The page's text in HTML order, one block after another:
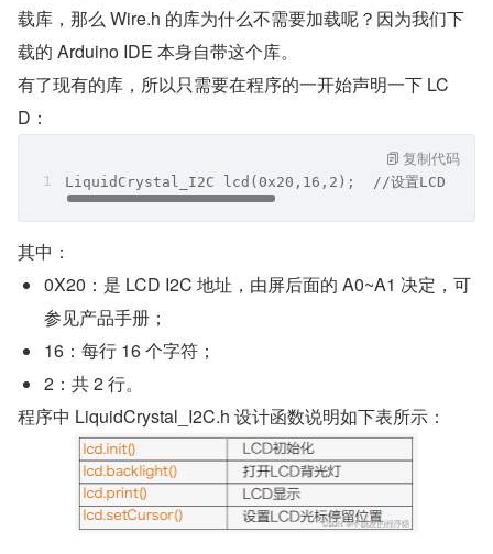
载库，那么 Wire.h 的库为什么不需要加载呢？因为我们下
载的 Arduino IDE 本身自带这个库。
有了现有的库，所以只需要在程序的一开始声明一下 LC
D：
LiquidCrystal_I2C lcd(0x20,16,2);  //设置LCD的地址为
复制代码
其中：
0X20：是 LCD I2C 地址，由屏后面的 A0~A1 决定，可
参见产品手册；
16：每行 16 个字符；
2：共 2 行。
程序中 LiquidCrystal_I2C.h 设计函数说明如下表所示：